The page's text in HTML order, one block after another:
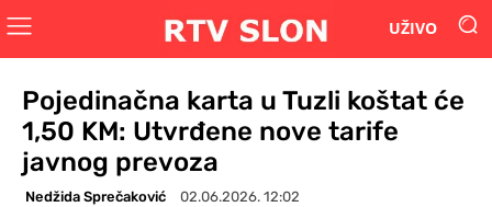
UŽIVO
Pojedinačna karta u Tuzli koštat će
1,50 KM: Utvrđene nove tarife
javnog prevoza
Nedžida Sprečaković 02.06.2026. 12:02